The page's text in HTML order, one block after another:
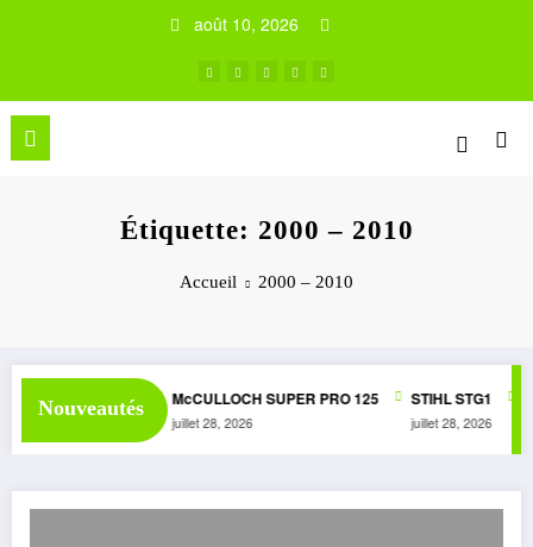
août 10, 2026
Étiquette: 2000 – 2010
Accueil 2000 – 2010
Nouveautés
1050 AUTOMATIC McCULLOCH SUPER PRO 125
juillet 28, 2026
STIHL STG1
juillet 28, 2026